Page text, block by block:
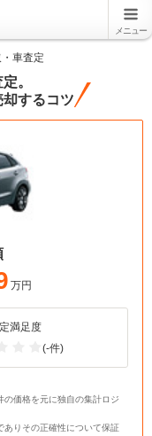
メニュー
車査定
。
するコツ
万円
満足度
(-件)
価格を元に独自の集計ロジ
りその正確性について保証